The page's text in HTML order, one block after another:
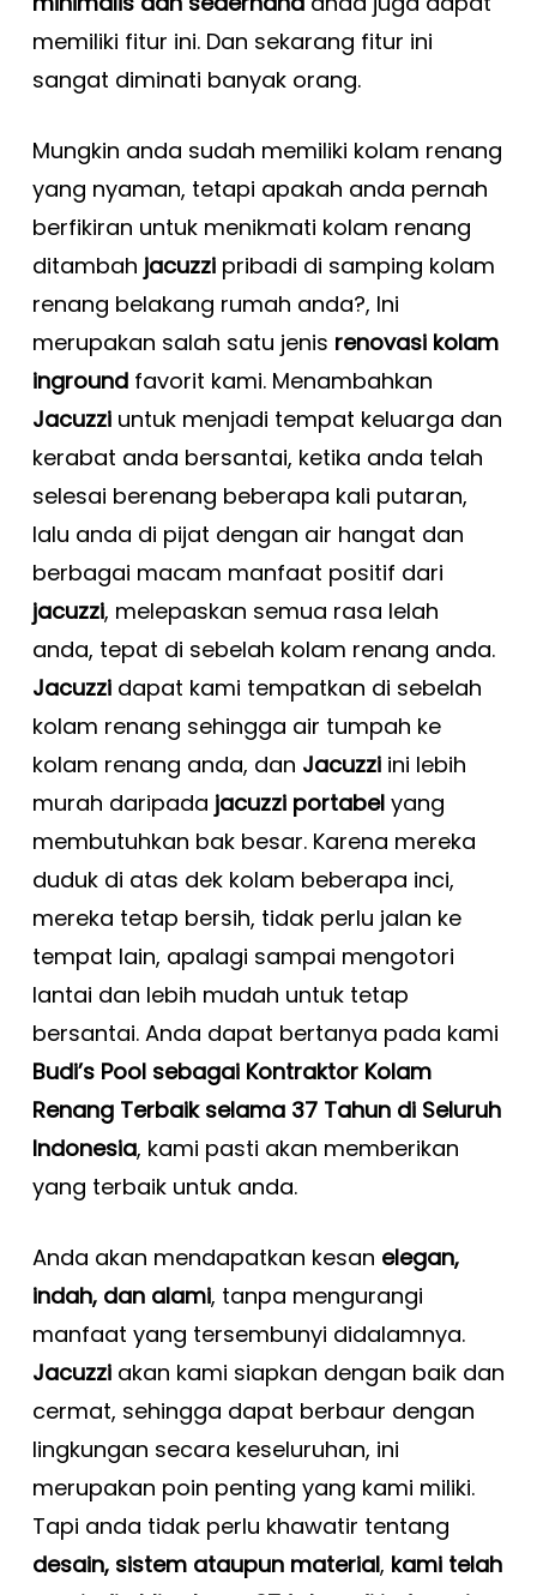
memiliki fitur ini. Dan sekarang fitur ini
sangat diminati banyak orang.
Mungkin anda sudah memiliki kolam renang
yang nyaman, tetapi apakah anda pernah
berfikiran untuk menikmati kolam renang
ditambah jacuzzipribadi di samping kolam
renang belakang rumah anda?, Ini
merupakan salah satu jenis renovasi kolam
ingroundfavorit kami. Menambahkan
Jacuzziuntuk menjadi tempat keluarga dan
kerabat anda bersantai, ketika anda telah
selesai berenang beberapa kali putaran,
lalu anda di pijat dengan air hangat dan
berbagai macam manfaat positif dari
jacuzzi, melepaskan semua rasa lelah
anda, tepat di sebelah kolam renang anda.
Jacuzzidapat kami tempatkan di sebelah
kolam renang sehingga air tumpah ke
kolam renang anda, dan Jacuzziini lebih
murah daripada jacuzzi portabelyang
membutuhkan bak besar. Karena mereka
duduk di atas dek kolam beberapa inci,
mereka tetap bersih, tidak perlu jalan ke
tempat lain, apalagi sampai mengotori
lantai dan lebih mudah untuk tetap
bersantai. Anda dapat bertanya pada kami
Budi’s Pool sebagai Kontraktor Kolam
Renang Terbaik selama 37 Tahun di Seluruh
Indonesia, kami pasti akan memberikan
yang terbaik untuk anda.
Anda akan mendapatkan kesan elegan,
indah, dan alami, tanpa mengurangi
manfaat yang tersembunyi didalamnya.
Jacuzziakan kami siapkan dengan baik dan
cermat, sehingga dapat berbaur dengan
lingkungan secara keseluruhan, ini
merupakan poin penting yang kami miliki.
Tapi anda tidak perlu khawatir tentang
desain, sistem ataupun material, kami telah